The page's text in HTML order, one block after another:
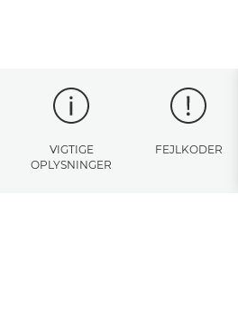
VIGTIGE
OPLYSNINGER
FEJLKODER